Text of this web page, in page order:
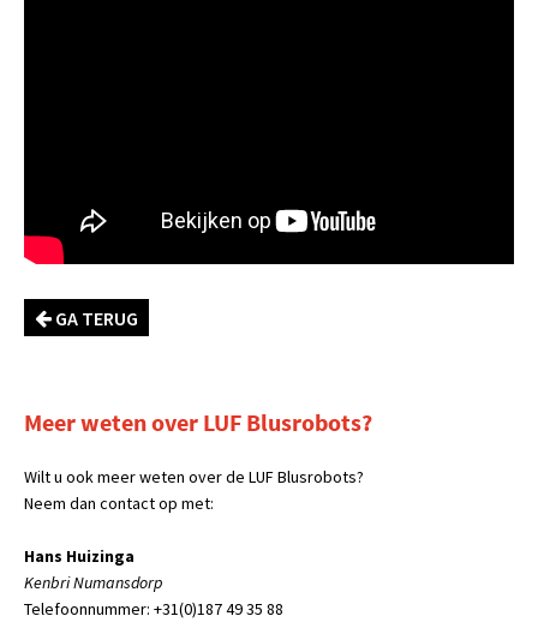
GA TERUG
Meer weten over LUF Blusrobots?
Wilt u ook meer weten over de LUF Blusrobots?
Neem dan contact op met:
Hans Huizinga
Kenbri Numansdorp
Telefoonnummer: +31(0)187 49 35 88